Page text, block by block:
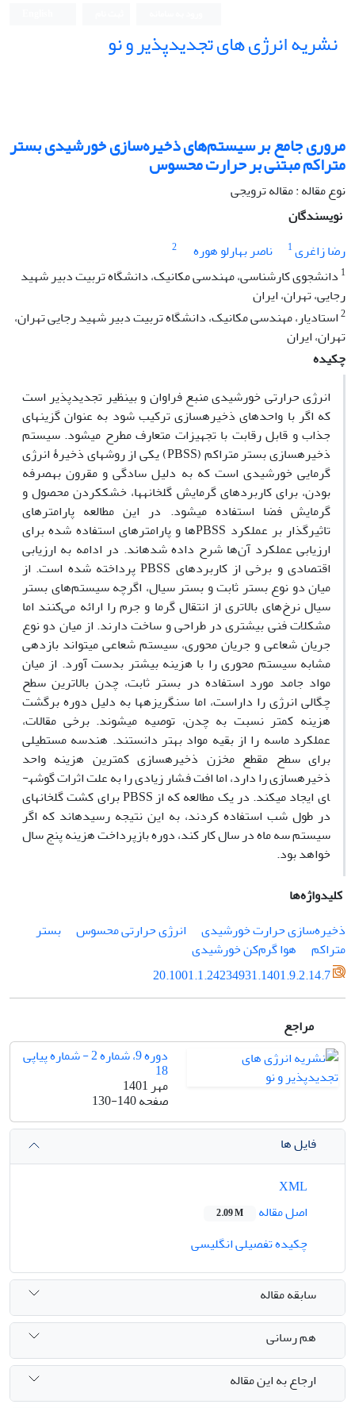
نشریه انرژی های تجدیدپذیر و نو
مروری جامع بر سیستم‌های ذخیره‌سازی خورشیدی بستر
متراکم مبتنی بر حرارت محسوس
نوع مقاله : مقاله ترویجی
نویسندگان
رضا زاغری1 ناصر بهارلو هوره
2
1 دانشجوی کارشناسی، مهندسی مکانیک، دانشگاه تربیت دبیر شهید
رجایی، تهران، ایران
2استادیار، مهندسی مکانیک، دانشگاه تربیت دبیر شهید رجایی تهران،
تهران، ایران
چکیده
انرژی حرارتی خورشیدی منبع فراوان و بی­نظیر تجدیدپذیر است
که اگر با واحدهای ذخیره­سازی ترکیب شود به عنوان گزینه­ای
جذاب و قابل رقابت با تجهیزات متعارف مطرح می­شود. سیستم
ذخیره­سازی بستر متراکم (PBSS) یکی از روش­های ذخیرۀ انرژی
گرمایی خورشیدی است که به دلیل سادگی و مقرون به­صرفه
بودن، برای کاربردهای گرمایش گلخانه­ها، خشک­کردن محصول و
گرمایش فضا استفاده می­شود. در این مطالعه پارامترهای
تاثیرگذار بر عملکرد PBSSها و پارامترهای استفاده شده برای
ارزیابی عملکرد آن‌ها شرح داده شده­اند. در ادامه به ارزیابی
اقتصادی و برخی از کاربردهای PBSS پرداخته شده است. از
میان دو نوع بستر ثابت و بستر سیال، اگرچه سیستم‌های بستر
سیال نرخ‌های بالاتری از انتقال گرما و جرم را ارائه می‌کنند اما
مشکلات فنی بیشتری در طراحی و ساخت دارند. از میان دو نوع
جریان شعاعی و جریان محوری، سیستم شعاعی می­تواند بازدهی
مشابه سیستم محوری را با هزینه بیشتر بدست آورد. از میان
مواد جامد مورد استفاده در بستر ثابت، چدن بالاترین سطح
چگالی انرژی را داراست، اما سنگریزه­ها به دلیل دوره برگشت
هزینه کمتر نسبت به چدن، توصیه می­شوند. برخی مقالات،
عملکرد ماسه را از بقیه مواد بهتر دانستند. هندسه مستطیلی
برای سطح مقطع مخزن ذخیره­سازی کمترین هزینه واحد
ذخیره­سازی را دارد، اما افت فشار زیادی را به علت اثرات گوشه­
ای ایجاد می­کند. در یک مطالعه که از PBSS برای کشت گلخانه­ای
در طول شب استفاده کردند، به این نتیجه رسیده­اند که اگر
سیستم سه ماه در سال کار کند، دوره بازپرداخت هزینه پنج سال
خواهد بود.
کلیدواژه‌ها
ذخیره‌سازی حرارت خورشیدی
انرژی حرارتی محسوس
بستر
متراکم
هوا گرم‌کن خورشیدی
20.1001.1.24234931.1401.9.2.14.7
مراجع
دوره 9، شماره 2 - شماره پیاپی
18
مهر 1401
صفحه130-140
فایل ها
اصل مقاله
2.09 M
چکیده تفصیلی انگلیسی
سابقه مقاله
هم رسانی
ارجاع به این مقاله